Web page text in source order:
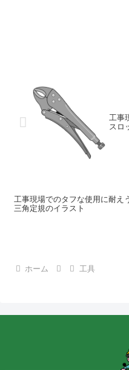
工事
スロ
工事現場でのタフな使用に耐え
三角定規のイラスト
ホーム 工具